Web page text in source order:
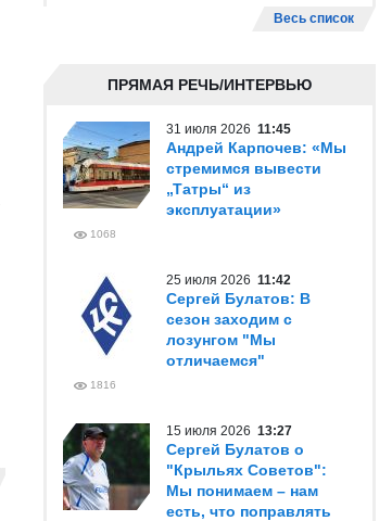
Весь список
ПРЯМАЯ РЕЧЬ/ИНТЕРВЬЮ
31 июля 2026 11:45
Андрей Карпочев: «Мы
стремимся вывести
„Татры“ из
эксплуатации»
1068
25 июля 2026 11:42
Сергей Булатов: В
сезон заходим с
лозунгом "Мы
отличаемся"
1816
15 июля 2026 13:27
Сергей Булатов о
"Крыльях Советов":
Мы понимаем – нам
есть, что поправлять